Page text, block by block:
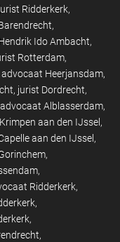
Ridderkerk
Ido Ambacht
Rotterdam
advocaat Heerjansdam
jurist Dordrecht
advocaat Alblasserdam
aan den IJssel
aan den IJssel
Ridderkerk